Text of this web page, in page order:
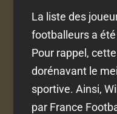
La liste des
footballeurs a
Pour rappel,
dorénavant le
sportive. Ainsi,
par France